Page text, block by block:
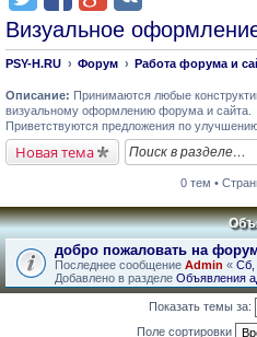
Визуальное
PSY-H.RU Форум Работа форума и
Описание: Принимаются любые
визуальному оформлению форума и сайта.
Приветствуются предложения по
Новая тема
0 тем •
добро пожаловать на
Последнее сообщение Admin « Сб,
Добавлено в разделе Объявления
Показать темы за:
Поле сортировки